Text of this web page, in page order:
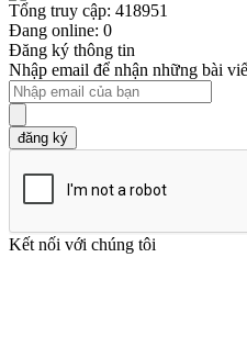
Tổng truy cập: 418951
Đang online: 0
Đăng ký thông tin
Nhập email để nhận những bài
đăng ký
Kết nối với chúng tôi